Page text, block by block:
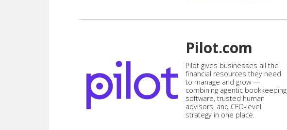
Pilot.com
Pilot gives businesses all the
financial resources they need
to manage and grow —
combining agentic bookkeeping
software, trusted human
advisors, and CFO-level
strategy in one place.